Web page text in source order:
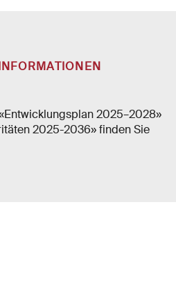
2025–2028»
2025-2036» finden Sie